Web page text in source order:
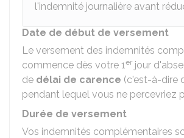
l'indemnité journalière avant
Date de début de versement
Le versement des indemnités
commence dès votre 1er jour
de délai de carence (c'est-à-dire
pendant lequel vous ne percevriez
Durée de versement
Vos indemnités complémentaires